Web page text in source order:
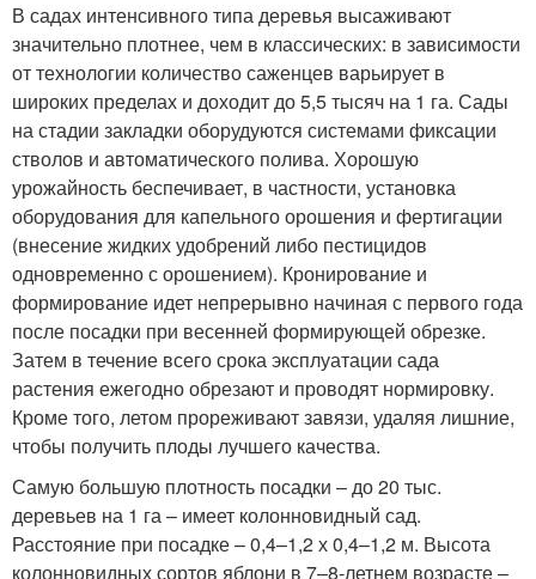
В садах интенсивного типа деревья высаживают
значительно плотнее, чем в классических: в зависимости
от технологии количество саженцев варьирует в
широких пределах и доходит до 5,5 тысяч на 1 га. Сады
на стадии закладки оборудуются системами фиксации
стволов и автоматического полива. Хорошую
урожайность беспечивает, в частности, установка
оборудования для капельного орошения и фертигации
(внесение жидких удобрений либо пестицидов
одновременно с орошением). Кронирование и
формирование идет непрерывно начиная с первого года
после посадки при весенней формирующей обрезке.
Затем в течение всего срока эксплуатации сада
растения ежегодно обрезают и проводят нормировку.
Кроме того, летом прореживают завязи, удаляя лишние,
чтобы получить плоды лучшего качества.
Самую большую плотность посадки – до 20 тыс.
деревьев на 1 га – имеет колонновидный сад.
Расстояние при посадке – 0,4–1,2 х 0,4–1,2 м. Высота
колонновидных сортов яблони в 7–8-летнем возрасте –